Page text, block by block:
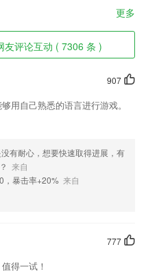
更多
友评论互动 ( 7306 条 )
907
用自己熟悉的语言进行游戏。
有耐心，想要快速取得进展，有
来自
，暴击率+20% 来自
777
得一试！